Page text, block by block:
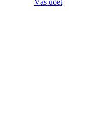
Váš účet